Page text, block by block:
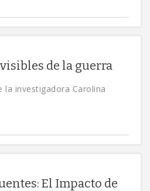
de la guerra
la investigadora Carolina
El Impacto de